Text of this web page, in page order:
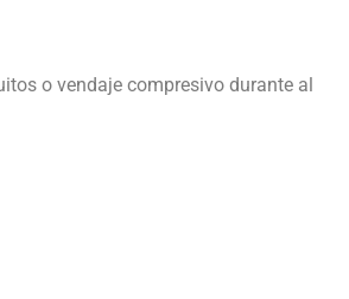
o vendaje compresivo durante al